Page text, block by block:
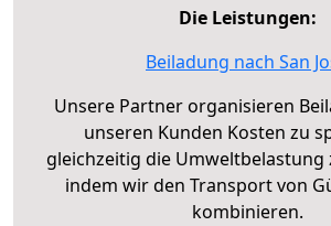
Die Leistungen:
Beiladung nach San
Unsere Partner organisieren
unseren Kunden Kosten zu
gleichzeitig die Umweltbelastung
indem wir den Transport von
kombinieren.